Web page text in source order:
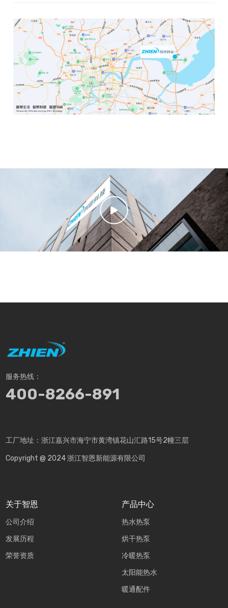
服务热线：
400-8266-891
工厂地址：浙江嘉兴市海宁市黄湾镇花山汇路15号2幢三层
Copyright @ 2024 浙江智恩新能源有限公司
关于智恩
公司介绍
发展历程
荣誉资质
产品中心
热水热泵
烘干热泵
冷暖热泵
太阳能热水
暖通配件